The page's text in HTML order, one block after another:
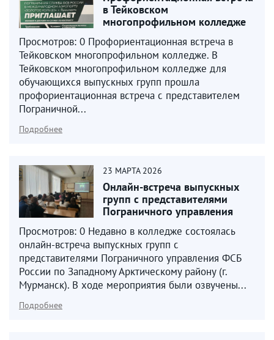
в Тейковском
многопрофильном колледже
Просмотров: 0 Профориентационная встреча в
Тейковском многопрофильном колледже. В
Тейковском многопрофильном колледже для
обучающихся выпускных групп прошла
профориентационная встреча с представителем
Пограничной...
Подробнее
23 МАРТА 2026
Онлайн-встреча выпускных
групп с представителями
Пограничного управления
Просмотров: 0 Недавно в колледже состоялась
онлайн-встреча выпускных групп с
представителями Пограничного управления ФСБ
России по Западному Арктическому району (г.
Мурманск). В ходе мероприятия были озвучены...
Подробнее